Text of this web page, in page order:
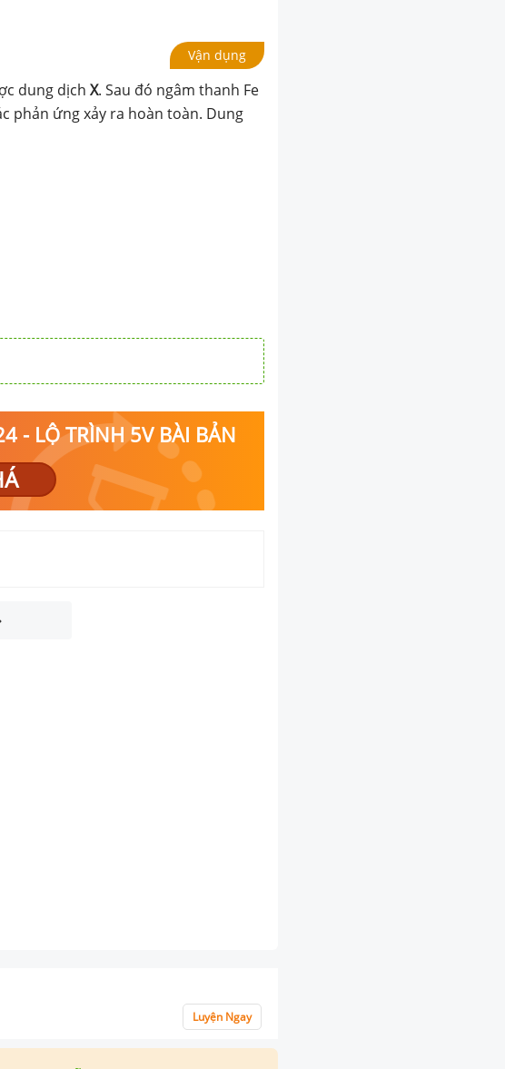
Vận dụng
dung dịchX. Sau đó ngâm thanh Fe
phản ứng xảy ra hoàn toàn. Dung
- LỘ TRÌNH 5V BÀI BẢN
Luyện Ngay